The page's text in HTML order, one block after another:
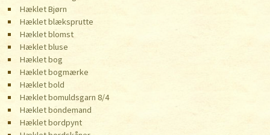
Hæklet Bjørn
Hæklet blæksprutte
Hæklet blomst
Hæklet bluse
Hæklet bog
Hæklet bogmærke
Hæklet bold
Hæklet bomuldsgarn 8/4
Hæklet bondemand
Hæklet bordpynt